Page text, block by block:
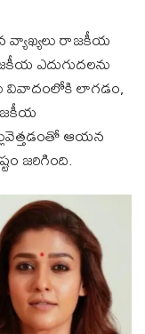
వ్యాఖ్యలు రాజకీయ
ఎదుగుదలను
వివాదంలోకి లాగడం,
ఆయన
జరిగింది.